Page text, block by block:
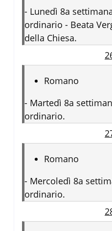
- Lunedì 8a
ordinario - Beata
della Chiesa.
Romano
- Martedì 8a
ordinario.
Romano
- Mercoledì 8a
ordinario.